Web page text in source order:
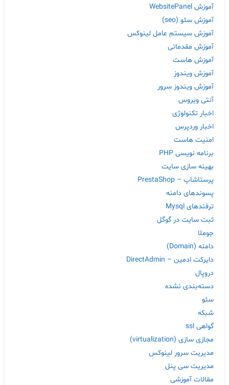
آموزش WebsitePanel
آموزش سئو (seo)
آموزش سیستم عامل لینوکس
آموزش مقدماتی
آموزش هاست
آموزش ویندوز
آموزش ویندوز سرور
آنتی ویروس
اخبار تکنولوژی
اخبار وردپرس
امنیت هاست
برنامه نویسی PHP
بهینه سازی سایت
پرستاشاپ – PrestaShop
پسوندهای دامنه
ترفندهای Mysql
ثبت سایت در گوگل
جوملا
دامنه (Domain)
دایرکت ادمین – DirectAdmin
دروپال
دسته‌بندی نشده
سئو
شبکه
گواهی ssl
مجازی سازی (virtualization)
مدیریت سرور لینوکس
مدیریت سی پنل
مقالات آموزشی